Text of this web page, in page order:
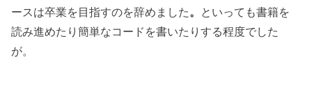
ースは卒業を目指すのを辞めました。 といっても書籍を
読み進めたり簡単なコードを書いたりする程度でした
が。